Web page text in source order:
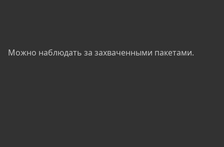
Можно наблюдать за захваченными пакетами.